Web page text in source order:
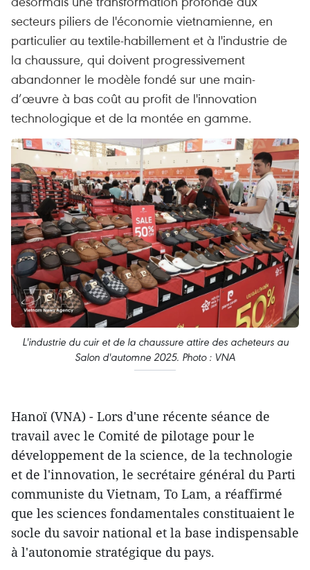
secteurs piliers de l'économie vietnamienne, en
particulier au textile-habillement et à l'industrie de
la chaussure, qui doivent progressivement
abandonner le modèle fondé sur une main-
d’œuvre à bas coût au profit de l'innovation
technologique et de la montée en gamme.
L'industrie du cuir et de la chaussure attire des acheteurs au
Salon d'automne 2025. Photo : VNA
Hanoï (VNA) - Lors d'une récente séance de
travail avec le Comité de pilotage pour le
développement de la science, de la technologie
et de l'innovation, le secrétaire général du Parti
communiste du Vietnam, To Lam, a réaffirmé
que les sciences fondamentales constituaient le
socle du savoir national et la base indispensable
à l'autonomie stratégique du pays.